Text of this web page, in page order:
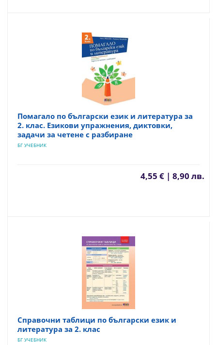
Помагало по български език и литература за
2. клас. Езикови упражнения, диктовки,
задачи за четене с разбиране
БГ УЧЕБНИК
4,55 € | 8,90 лв.
Справочни таблици по български език и
литература за 2. клас
БГ УЧЕБНИК